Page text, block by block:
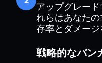
アップグレー
れらはあなた
存率とダメージ
戦略的なバン